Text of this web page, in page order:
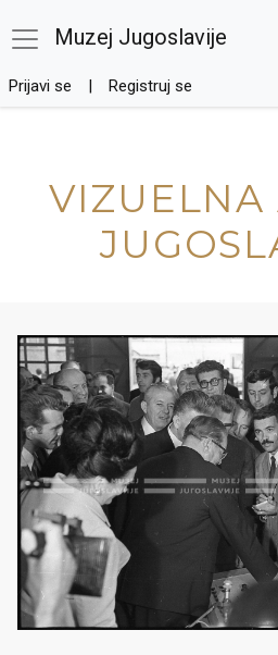
Muzej Jugoslavije
Prijavi se Registruj se
VIZUELNA